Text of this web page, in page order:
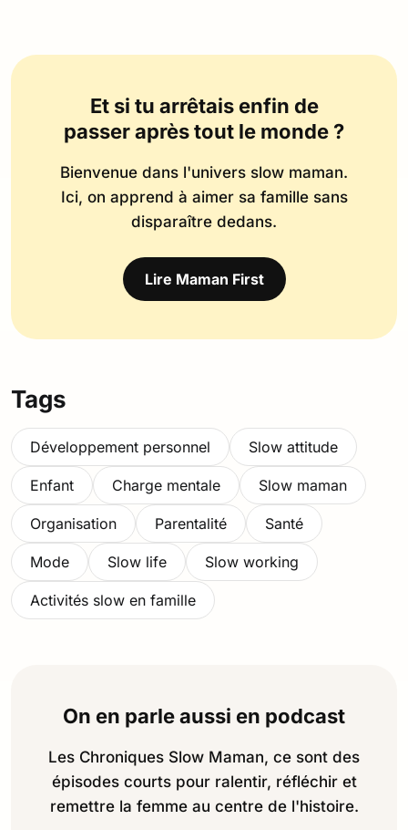
Et si tu arrêtais enfin de
passer après tout le monde ?
Bienvenue dans l'univers slow maman.
Ici, on apprend à aimer sa famille sans
disparaître dedans.
Lire Maman First
Tags
Développement personnel Slow attitude
Enfant Charge mentale Slow maman
Organisation Parentalité Santé
Mode Slow life Slow working
Activités slow en famille
On en parle aussi en podcast
Les Chroniques Slow Maman, ce sont des
épisodes courts pour ralentir, réfléchir et
remettre la femme au centre de l'histoire.